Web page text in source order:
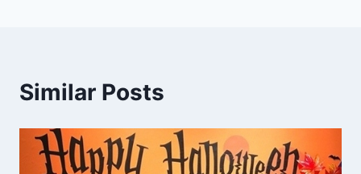
Similar Posts